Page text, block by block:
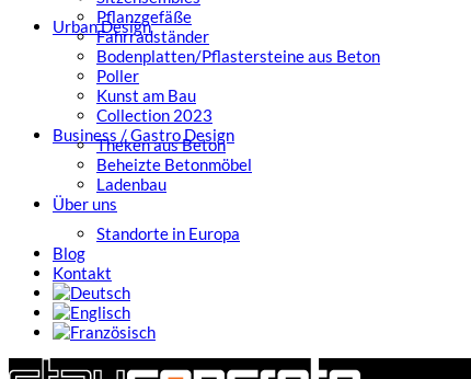
Urban Design
Pflanzgefäße
Fahrradständer
Bodenplatten/Pflastersteine aus Beton
Poller
Kunst am Bau
Collection 2023
Business / Gastro Design
Theken aus Beton
Beheizte Betonmöbel
Ladenbau
Über uns
Standorte in Europa
Blog
Kontakt